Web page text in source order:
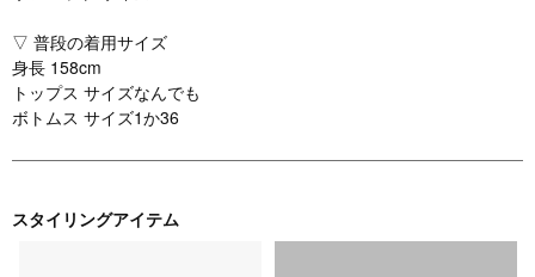
▽ 普段の着用サイズ
身長 158cm
トップス サイズなんでも
ボトムス サイズ1か36
スタイリングアイテム